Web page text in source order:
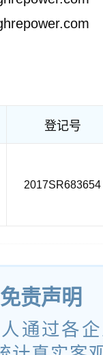
登记号
2017SR683654
免责声明
通过各